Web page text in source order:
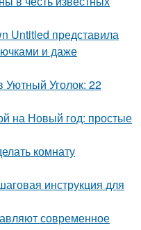
Untitled представила
и даже
Уютный Уголок: 22
на Новый год: простые
комнату
инструкция для
современное